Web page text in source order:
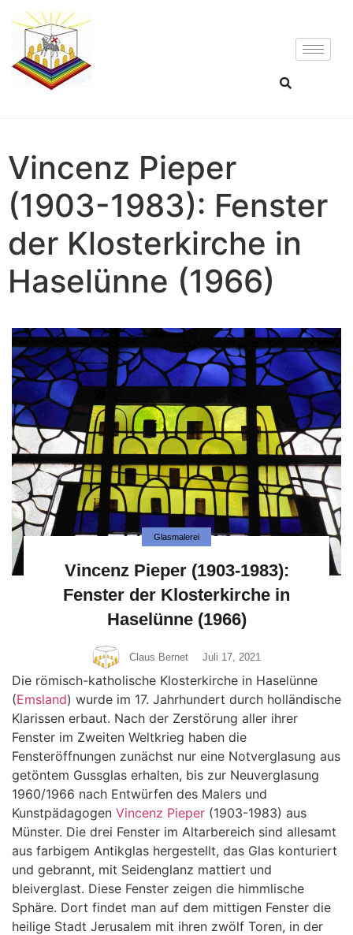
Vincenz Pieper
(1903-1983): Fenster
der Klosterkirche in
Haselünne (1966)
Glasmalerei
Vincenz Pieper (1903-1983):
Fenster der Klosterkirche in
Haselünne (1966)
Claus Bernet Juli 17, 2021
Die römisch-katholische Klosterkirche in Haselünne
(Emsland) wurde im 17. Jahrhundert durch holländische
Klarissen erbaut. Nach der Zerstörung aller ihrer
Fenster im Zweiten Weltkrieg haben die
Fensteröffnungen zunächst nur eine Notverglasung aus
getöntem Gussglas erhalten, bis zur Neuverglasung
1960/1966 nach Entwürfen des Malers und
Kunstpädagogen Vincenz Pieper (1903-1983) aus
Münster. Die drei Fenster im Altarbereich sind allesamt
aus farbigem Antikglas hergestellt, das Glas konturiert
und gebrannt, mit Seidenglanz mattiert und
bleiverglast. Diese Fenster zeigen die himmlische
Sphäre. Dort findet man auf dem mittigen Fenster die
heilige Stadt Jerusalem mit ihren zwölf Toren, in der